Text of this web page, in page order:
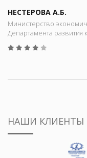
НЕСТЕРОВА А.Б.
Министерство
Департамента развития
НАШИ КЛИЕНТЫ